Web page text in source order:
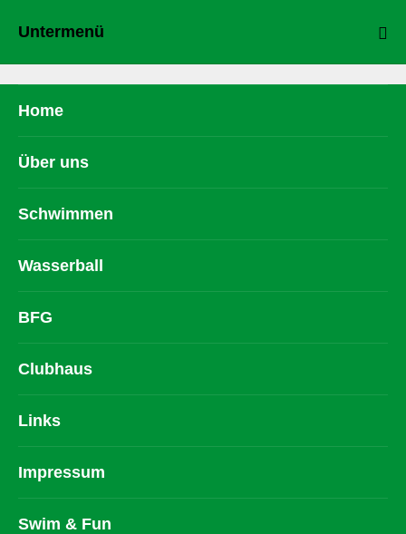
Untermenü
Home
Über uns
Schwimmen
Wasserball
BFG
Clubhaus
Links
Impressum
Swim & Fun